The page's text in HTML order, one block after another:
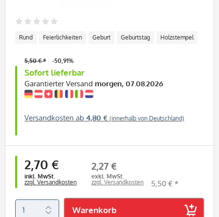
Rund Feierlichkeiten Geburt Geburtstag Holzstempel
Sofort lieferbar
Garantierter Versand morgen, 07.08.2026
Versandkosten ab 4,80 € (innerhalb von Deutschland)
5,50 € * -50,91%
2,70 €
inkl. MwSt.
zzgl. Versandkosten
2,27 €
exkl. MwSt.
zzgl. Versandkosten
5,50 € *
Warenkorb